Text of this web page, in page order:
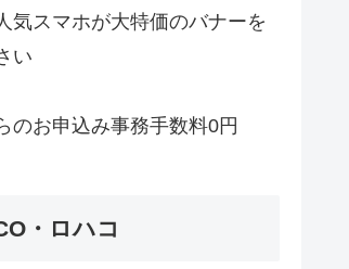
気スマホが大特価のバナーを
い
のお申込み事務手数料0円
・ロハコ